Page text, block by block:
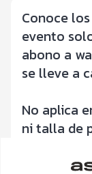
Conoce
evento
abono a
se lleve a
No aplica
ni talla de